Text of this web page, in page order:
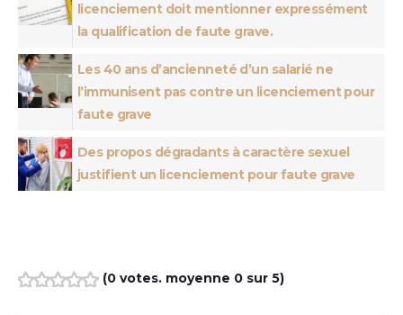
licenciement doit mentionner expressément
la qualification de faute grave.
Les 40 ans d’ancienneté d’un salarié ne
l’immunisent pas contre un licenciement pour
faute grave
Des propos dégradants à caractère sexuel
justifient un licenciement pour faute grave
(0 votes. moyenne 0sur 5)